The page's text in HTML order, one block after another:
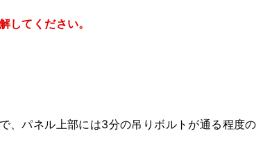
してください。
、パネル上部には3分の吊りボルトが通る程度の